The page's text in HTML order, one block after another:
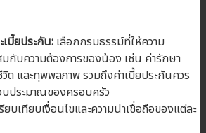
บี้ยประกัน: เลือกกรมธรรม์ที่ให้ความ
กับความต้องการของน้อง เช่น ค่ารักษา
วิต และทุพพลภาพ รวมถึงค่าเบี้ยประกันควร
ประมาณของครอบครัว
ยบเทียบเงื่อนไขและความน่าเชื่อถือของแต่ละ